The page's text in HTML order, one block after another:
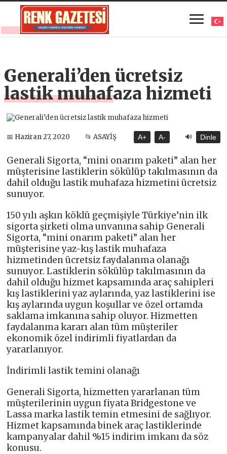
Generali’den ücretsiz
lastik muhafaza hizmeti
📅 Haziran 27, 2020 📂 ASAYİŞ A+ A- 🔊 Dinle
Generali Sigorta, “mini onarım paketi” alan her
müşterisine lastiklerin sökülüp takılmasının da
dahil olduğu lastik muhafaza hizmetini ücretsiz
sunuyor.
150 yılı aşkın köklü geçmişiyle Türkiye’nin ilk
sigorta şirketi olma unvanına sahip Generali
Sigorta, “mini onarım paketi” alan her
müşterisine yaz-kış lastik muhafaza
hizmetinden ücretsiz faydalanma olanağı
sunuyor. Lastiklerin sökülüp takılmasının da
dahil olduğu hizmet kapsamında araç sahipleri
kış lastiklerini yaz aylarında, yaz lastiklerini ise
kış aylarında uygun koşullar ve özel ortamda
saklama imkanına sahip oluyor. Hizmetten
faydalanma kararı alan tüm müşteriler
ekonomik özel indirimli fiyatlardan da
yararlanıyor.
İndirimli lastik temini olanağı
Generali Sigorta, hizmetten yararlanan tüm
müşterilerinin uygun fiyata Bridgestone ve
Lassa marka lastik temin etmesini de sağlıyor.
Hizmet kapsamında binek araç lastiklerinde
kampanyalar dahil %15 indirim imkanı da söz
konusu.